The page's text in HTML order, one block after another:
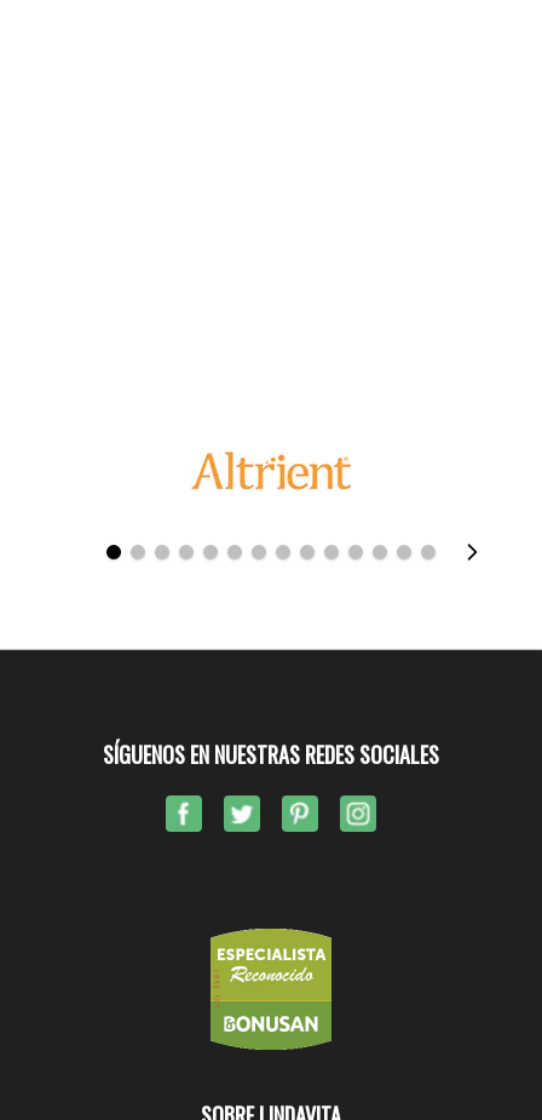
SÍGUENOS EN NUESTRAS REDES SOCIALES